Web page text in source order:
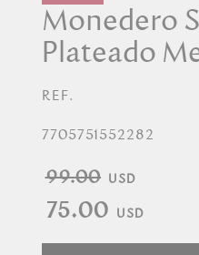
Monedero
Plateado
REF.
7705751552282
99.00
75.00